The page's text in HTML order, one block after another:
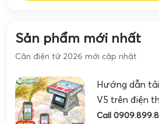
Sản phẩm mới nhất
Cân điện tử 2026 mới cập nhật
Hướng dẫn
V5 trên điện
Call